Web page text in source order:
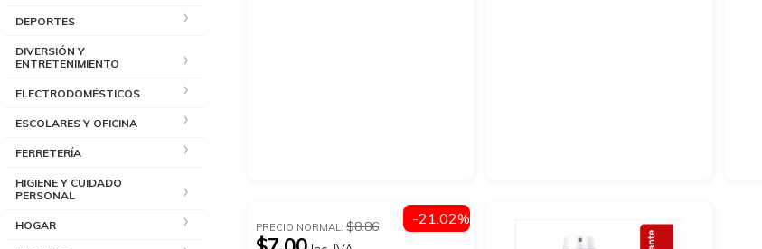
DEPORTES
DIVERSIÓN Y
ENTRETENIMIENTO
ELECTRODOMÉSTICOS
ESCOLARES Y OFICINA
FERRETERÍA
HIGIENE Y CUIDADO
PERSONAL
HOGAR PRECIO NORMAL:$8.86 -21.02%